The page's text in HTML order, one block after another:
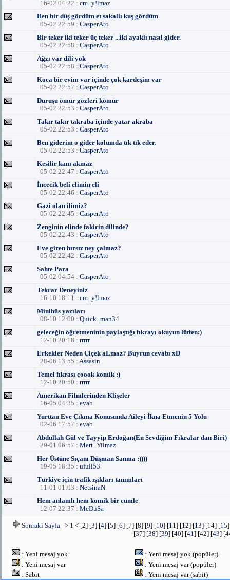
16-02 04:22 : cm_y!lmaz
Ben bir düş gördüm et sakallı kuş gördüm
05-02 22:59 : CasperAto
Bir teker iki teker üç teker ...iki ayaklı nasıl gider.
05-02 22:58 : CasperAto
Ağzı var dili yok
05-02 22:58 : CasperAto
Koca bir evim var içinde çok kardeşim var
05-02 22:57 : CasperAto
Duruşu ömür gözleri kömür
05-02 22:53 : CasperAto
Takır takır takraba içinde yatar akraba
05-02 22:53 : CasperAto
Ben giderim o gider kolumda tık tık eder.
05-02 22:53 : CasperAto
Kesilir kanı akmaz
05-02 22:47 : CasperAto
İncecik beli elimin eli
05-02 22:46 : CasperAto
Gazi olan ilimiz?
05-02 22:45 : CasperAto
Zenginin elinde fakirin dilinde?
05-02 22:43 : CasperAto
Eve giren hırsız ney çalmaz?
05-02 22:42 : CasperAto
Sahte Para
05-02 04:54 : CasperAto
Tekrar Deneyiniz
16-10 18:11 : cm_y!lmaz
Minibüs yazıları
08-10 12:00 : Quick_man34
geleceğin öğretmeninin paylaştığı fıkrayı okuyun lütfen:)
12-10 20:18 : rrrrr
Erkekler Neden Çiçek aLmaz? Buyrun cevabı xD
28-06 13:55 : Assasin
Temel fıkrası çoook komik :)
12-10 20:50 : rrrrr
Amerikan Filmlerinden Klişeler
16-05 04:35 : evab
Yurttan Eve Çıkma Konusunda Aileyi İkna Etmenin 5 Yolu
02-06 17:57 : evab
Abdullah Gül ve Tayyip Erdoğan(En Sevdiğim Fıkralar dan Biri)
29-01 06:57 : Mert_Yilmaz
Her Üstüne Sıçanı Düşman Sanma :))))
19-05 18:35 : ufuli53
Türkiye için trafik ışıkları tanımları
11-01 01:03 : NetsinaN
Hem anlamlı hem komik bir cümle
12-07 22:37 : MeDuSa
Sonraki Sayfa > 1 < [2] [3] [4] [5] [6] [7] [8] [9] [10] [11] [12] [13] [14] [15
[37] [38] [39] [40] [41] [42] [43] [
: Yeni mesaj yok
: Yeni mesaj var
: Sabit
: Yeni mesaj yok (popüler)
: Yeni mesaj var (popüler)
: Yeni mesaj var (sabit)